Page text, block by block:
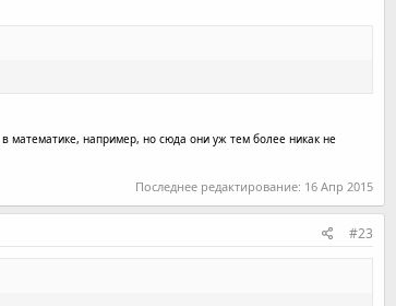
математике, например, но сюда они уж тем более никак не
Последнее редактирование: 16 Апр 2015
#23